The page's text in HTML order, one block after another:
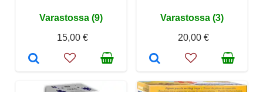
Varastossa (9)
15,00 €
Varastossa (3)
20,00 €